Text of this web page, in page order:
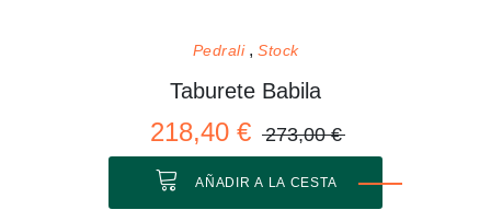
Pedrali Stock
Taburete Babila
218,40 € 273,00 €
AÑADIR A LA CESTA